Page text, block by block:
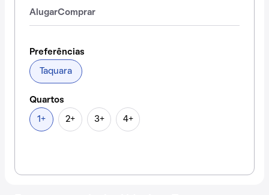
AlugarComprar
Preferências
Taquara
Quartos
1+ 2+ 3+ 4+